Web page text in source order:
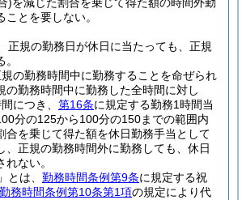
とを要しない。
正規の勤務日が休日に当たっても、正規
の勤務時間中に勤務することを命ぜられ
の勤務時間中に勤務した全時間に対し
につき、 第16条に規定する勤務1時間当
分の125から100分の150までの範囲内
合を乗じて得た額を休日勤務手当として
、正規の勤務時間外に勤務しても、休日
ない。
とは、 勤務時間条例第9条に規定する祝
勤務時間条例第10条第1項の規定により代